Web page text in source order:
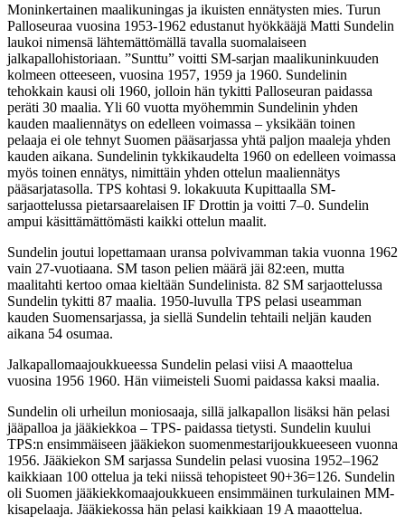
Moninkertainen maalikuningas ja ikuisten ennätysten mies. Turun
Palloseuraa vuosina 1953-1962 edustanut hyökkääjä Matti Sundelin
laukoi nimensä lähtemättömällä tavalla suomalaiseen
jalkapallohistoriaan. ”Sunttu” voitti SM-sarjan maalikuninkuuden
kolmeen otteeseen, vuosina 1957, 1959 ja 1960. Sundelinin
tehokkain kausi oli 1960, jolloin hän tykitti Palloseuran paidassa
peräti 30 maalia. Yli 60 vuotta myöhemmin Sundelinin yhden
kauden maaliennätys on edelleen voimassa – yksikään toinen
pelaaja ei ole tehnyt Suomen pääsarjassa yhtä paljon maaleja yhden
kauden aikana. Sundelinin tykkikaudelta 1960 on edelleen voimassa
myös toinen ennätys, nimittäin yhden ottelun maaliennätys
pääsarjatasolla. TPS kohtasi 9. lokakuuta Kupittaalla SM-
sarjaottelussa pietarsaarelaisen IF Drottin ja voitti 7–0. Sundelin
ampui käsittämättömästi kaikki ottelun maalit.
Sundelin joutui lopettamaan uransa polvivamman takia vuonna 1962
vain 27-vuotiaana. SM tason pelien määrä jäi 82:een, mutta
maalitahti kertoo omaa kieltään Sundelinista. 82 SM sarjaottelussa
Sundelin tykitti 87 maalia. 1950-luvulla TPS pelasi useamman
kauden Suomensarjassa, ja siellä Sundelin tehtaili neljän kauden
aikana 54 osumaa.
Jalkapallomaajoukkueessa Sundelin pelasi viisi A maaottelua
vuosina 1956 1960. Hän viimeisteli Suomi paidassa kaksi maalia.
Sundelin oli urheilun moniosaaja, sillä jalkapallon lisäksi hän pelasi
jääpalloa ja jääkiekkoa – TPS- paidassa tietysti. Sundelin kuului
TPS:n ensimmäiseen jääkiekon suomenmestarijoukkueeseen vuonna
1956. Jääkiekon SM sarjassa Sundelin pelasi vuosina 1952–1962
kaikkiaan 100 ottelua ja teki niissä tehopisteet 90+36=126. Sundelin
oli Suomen jääkiekkomaajoukkueen ensimmäinen turkulainen MM-
kisapelaaja. Jääkiekossa hän pelasi kaikkiaan 19 A maaottelua.